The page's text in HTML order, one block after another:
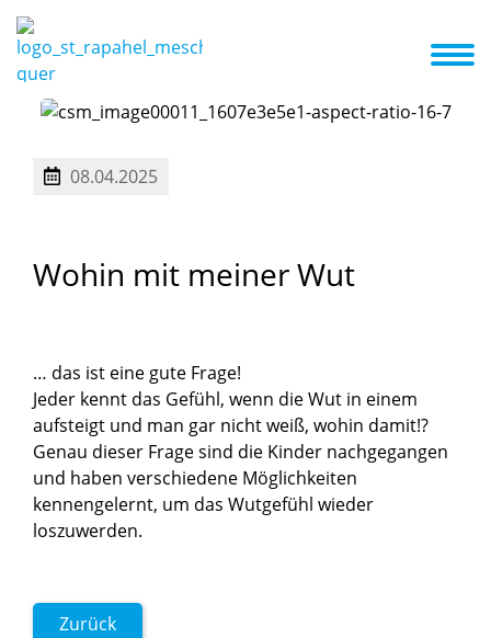
Kita ABC
08.04.2025
Wohin mit meinerWut
… das ist eine gute Frage!
Jeder kennt das Gefühl, wenn die Wut in einem
aufsteigt und man gar nicht weiß, wohin damit!?
Genau dieser Frage sind die Kinder nachgegangen
und haben verschiedene Möglichkeiten
kennengelernt, um das Wutgefühl wieder
loszuwerden.
Zurück